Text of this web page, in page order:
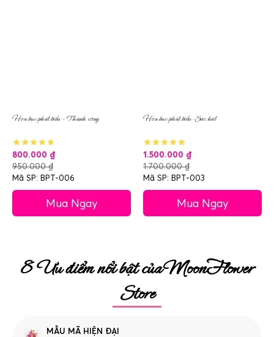
Hoa bục phát biểu – Thành công
800.000 ₫
950.000₫
Mã SP: BPT-006
Mua Ngay
Hoa bục phát biểu –Sức hút
1.500.000 ₫
1.700.000₫
Mã SP: BPT-003
Mua Ngay
8 Ưu điểm nổi bật của MoonFlower
Store
MẪU MÃ HIỆN ĐẠI